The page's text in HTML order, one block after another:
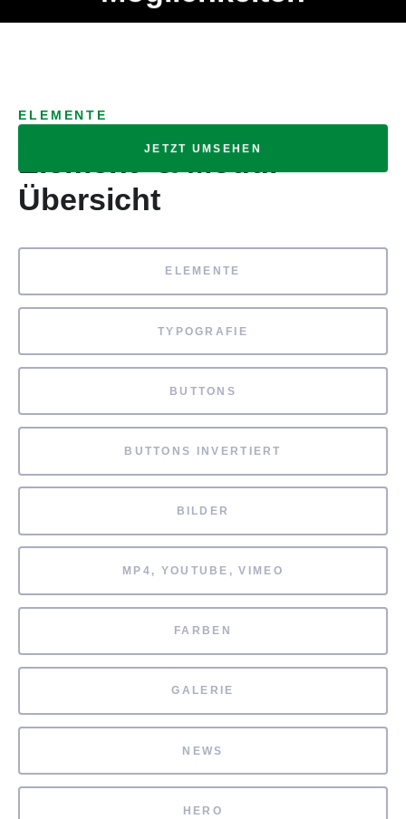
JETZT UMSEHEN
ELEMENTE
Element- & Modul-
Übersicht
ELEMENTE
TYPOGRAFIE
BUTTONS
BUTTONS INVERTIERT
BILDER
MP4, YOUTUBE, VIMEO
FARBEN
GALERIE
NEWS
HERO